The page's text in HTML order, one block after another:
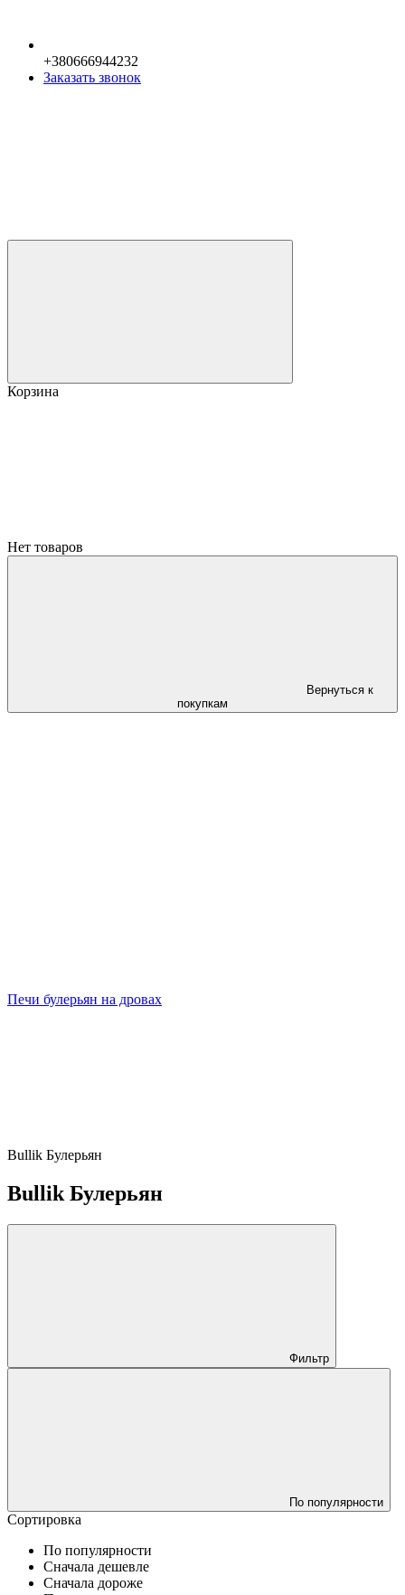
+380666944232
Заказать звонок
Корзина
Нет товаров
Вернуться к
покупкам
Печи булерьян на дровах
Bullik Булерьян
Bullik Булерьян
Фильтр
По популярности
Сортировка
По популярности
Сначала дешевле
Сначала дороже